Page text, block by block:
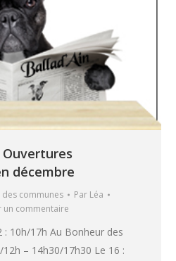
Ouvertures
décembre
des communes Par Léa
un commentaire
10h/17h Au Bonheur des
– 14h30/17h30 Le 16 :